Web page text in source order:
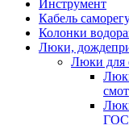
Инструмент
Кабель
Колонки
Люки,
Люки для